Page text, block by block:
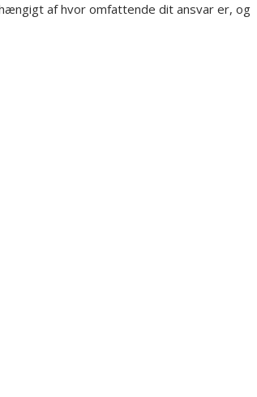
af hvor omfattende dit ansvar er, og